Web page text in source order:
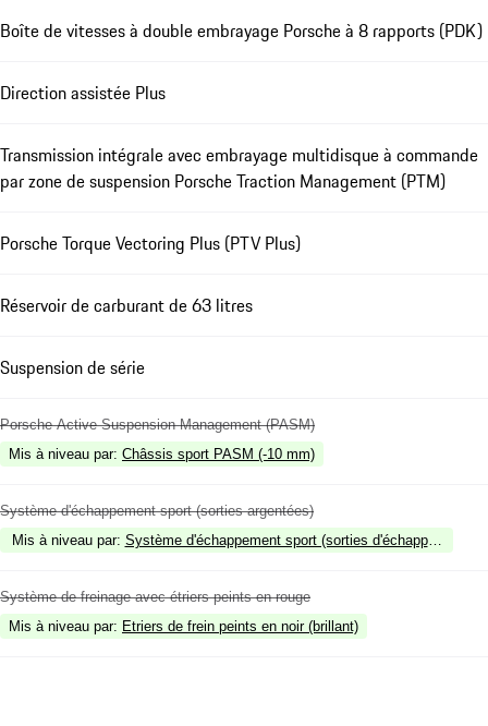
Boîte de vitesses à double embrayage Porsche à 8 rapports (PDK)
Direction assistée Plus
Transmission intégrale avec embrayage multidisque à commande
par zone de suspension Porsche Traction Management (PTM)
Porsche Torque Vectoring Plus (PTV Plus)
Réservoir de carburant de 63 litres
Suspension de série
Porsche Active Suspension Management (PASM)
Mis à niveau par: Châssis sport PASM (-10 mm)
Système d'échappement sport (sorties argentées)
Mis à niveau par: Système d'échappement sport (sorties d'échappement
Système de freinage avec étriers peints en rouge
Mis à niveau par: Etriers de frein peints en noir (brillant)